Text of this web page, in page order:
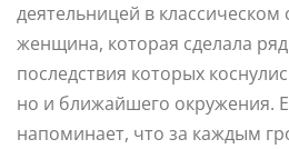
деятельницей в
женщина, которая сделала
последствия которых
но и ближайшего окружения.
напоминает, что за каждым